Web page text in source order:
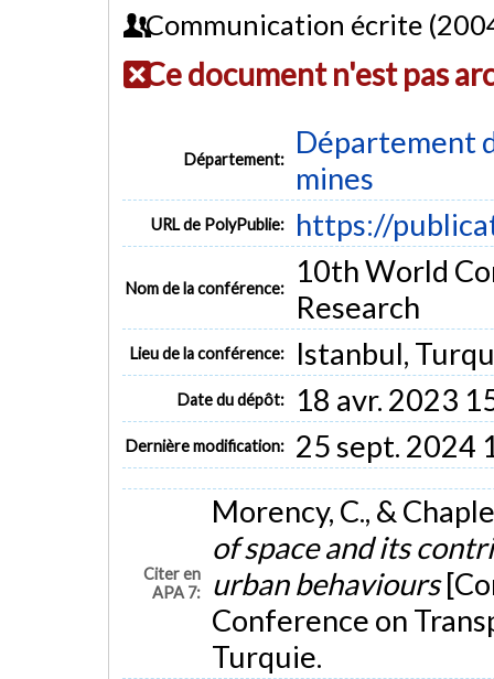
Communication écrite
Ce document n'est pas
Département:
Département
mines
URL de PolyPublie: https://
Nom de la conférence:
10th World
Research
Lieu de la conférence: Istanbul,
Date du dépôt: 18 avr. 2023
Dernière modification: 25 sept. 2024
Citer en
APA 7:
Morency, C., &
of space and its
urban behaviours
Conference on
Turquie.